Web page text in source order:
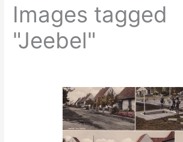
Images tagged
"Jeebel"